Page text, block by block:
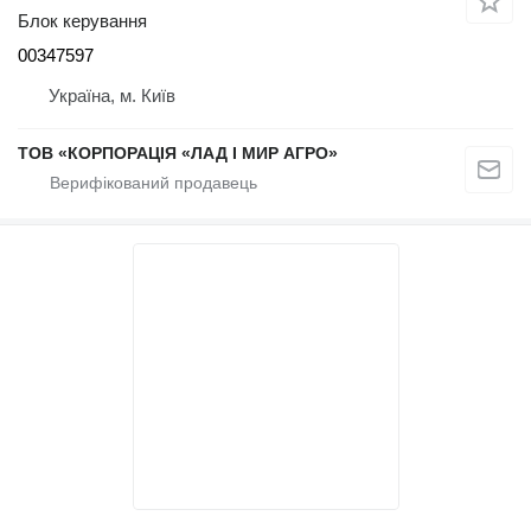
Блок керування
00347597
Україна, м. Київ
ТОВ «КОРПОРАЦІЯ «ЛАД І МИР АГРО»